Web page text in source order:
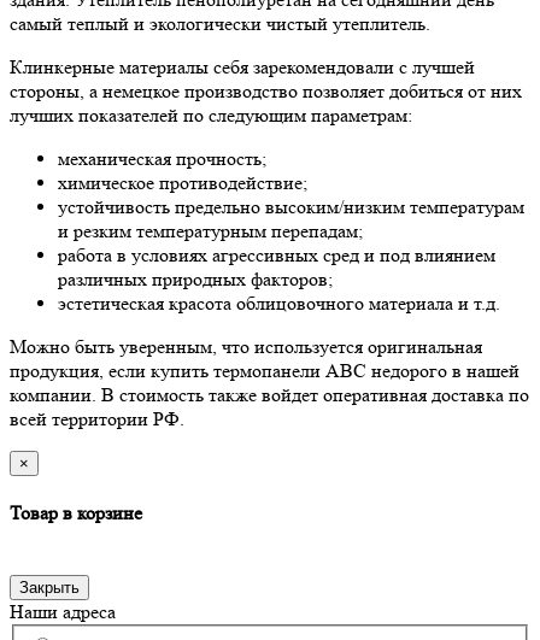
самый теплый и экологически чистый утеплитель.
Клинкерные материалы себя зарекомендовали с лучшей
стороны, а немецкое производство позволяет добиться от них
лучших показателей по следующим параметрам:
механическая прочность;
химическое противодействие;
устойчивость предельно высоким/низким температурам
и резким температурным перепадам;
работа в условиях агрессивных сред и под влиянием
различных природных факторов;
эстетическая красота облицовочного материала и т.д.
Можно быть уверенным, что используется оригинальная
продукция, если купить термопанели ABC недорого в нашей
компании. В стоимость также войдет оперативная доставка по
всей территории РФ.
×
Товар в корзине
Закрыть
Наши адреса